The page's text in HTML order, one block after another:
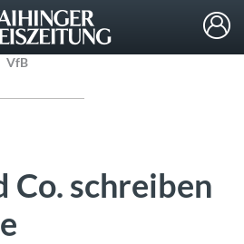
VfB
Co. schreiben